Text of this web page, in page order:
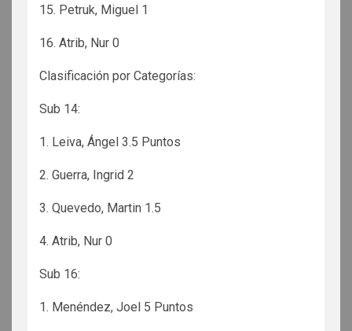
15. Petruk, Miguel 1
16. Atrib, Nur 0
Clasificación por Categorías:
Sub 14:
1. Leiva, Ángel 3.5 Puntos
2. Guerra, Ingrid 2
3. Quevedo, Martin 1.5
4. Atrib, Nur 0
Sub 16:
1. Menéndez, Joel 5 Puntos